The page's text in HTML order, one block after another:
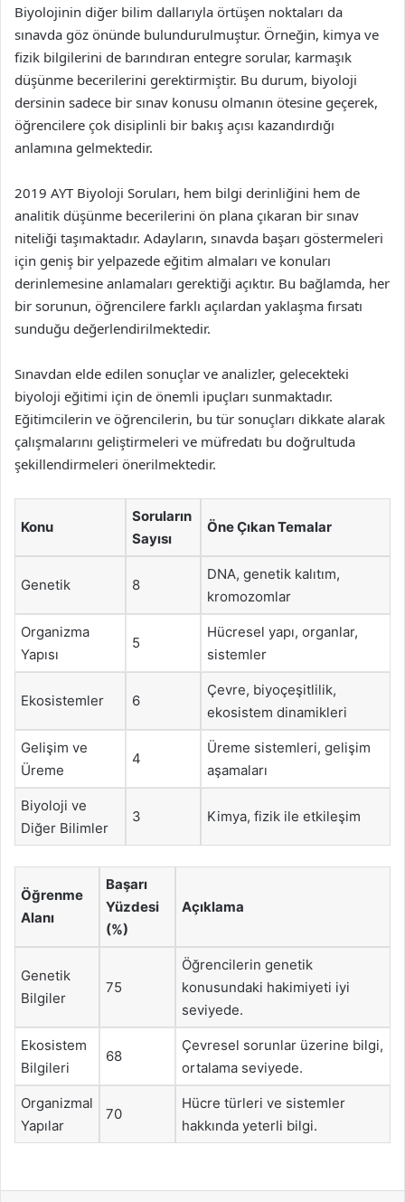
Biyolojinin diğer bilim dallarıyla örtüşen noktaları da
sınavda göz önünde bulundurulmuştur. Örneğin, kimya ve
fizik bilgilerini de barındıran entegre sorular, karmaşık
düşünme becerilerini gerektirmiştir. Bu durum, biyoloji
dersinin sadece bir sınav konusu olmanın ötesine geçerek,
öğrencilere çok disiplinli bir bakış açısı kazandırdığı
anlamına gelmektedir.
2019 AYT Biyoloji Soruları, hem bilgi derinliğini hem de
analitik düşünme becerilerini ön plana çıkaran bir sınav
niteliği taşımaktadır. Adayların, sınavda başarı göstermeleri
için geniş bir yelpazede eğitim almaları ve konuları
derinlemesine anlamaları gerektiği açıktır. Bu bağlamda, her
bir sorunun, öğrencilere farklı açılardan yaklaşma fırsatı
sunduğu değerlendirilmektedir.
Sınavdan elde edilen sonuçlar ve analizler, gelecekteki
biyoloji eğitimi için de önemli ipuçları sunmaktadır.
Eğitimcilerin ve öğrencilerin, bu tür sonuçları dikkate alarak
çalışmalarını geliştirmeleri ve müfredatı bu doğrultuda
şekillendirmeleri önerilmektedir.
Konu
Soruların
Sayısı
Öne Çıkan Temalar
Genetik 8
DNA, genetik kalıtım,
kromozomlar
Organizma
Yapısı
5
Hücresel yapı, organlar,
sistemler
Ekosistemler 6
Çevre, biyoçeşitlilik,
ekosistem dinamikleri
Gelişim ve
Üreme
4
Üreme sistemleri, gelişim
aşamaları
Biyoloji ve
Diğer Bilimler
3 Kimya, fizik ile etkileşim
Öğrenme
Alanı
Başarı
Yüzdesi
(%)
Açıklama
Genetik
Bilgiler
75
Öğrencilerin genetik
konusundaki hakimiyeti iyi
seviyede.
Ekosistem
Bilgileri
68
Çevresel sorunlar üzerine bilgi,
ortalama seviyede.
Organizmal
Yapılar
70
Hücre türleri ve sistemler
hakkında yeterli bilgi.